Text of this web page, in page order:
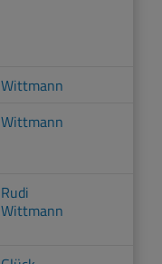
Wittmann
Wittmann
Rudi
Wittmann